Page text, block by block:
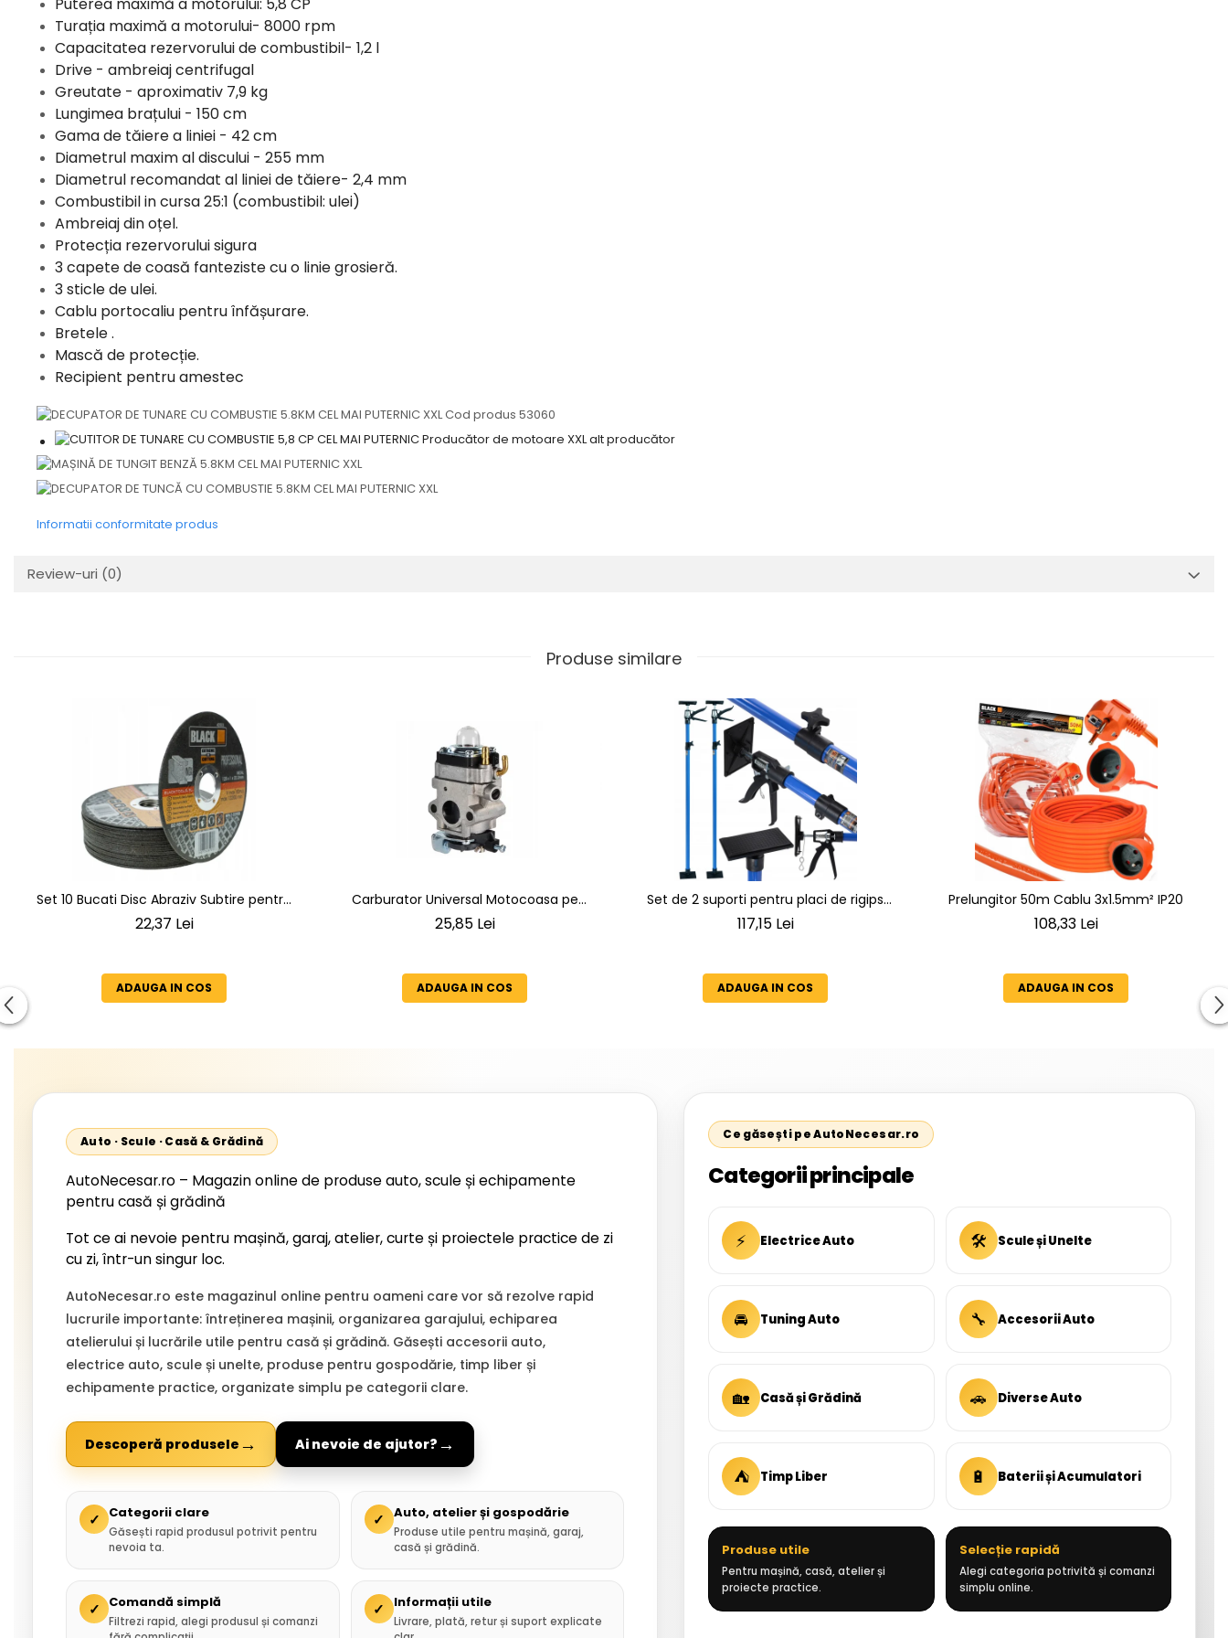
Protectia muncii
Scule Pneumatice
Suport auto
Suport motocicleta
Surubelnite
Tunuri de caldura si aeroteme
Utilaje constructie
Turația maximă a motorului- 8000 rpm
Capacitatea rezervorului de combustibil- 1,2 l
Drive - ambreiaj centrifugal
Greutate - aproximativ 7,9 kg
Lungimea brațului - 150 cm
Gama de tăiere a liniei - 42 cm
Diametrul maxim al discului - 255 mm
Diametrul recomandat al liniei de tăiere- 2,4 mm
Combustibil in cursa 25:1 (combustibil: ulei)
Ambreiaj din oțel.
Protecția rezervorului sigura
3 capete de coasă fanteziste cu o linie grosieră.
3 sticle de ulei.
Cablu portocaliu pentru înfășurare.
Bretele .
Mască de protecție.
Recipient pentru amestec
Informatii conformitate produs
Review-uri (0)
Produse similare
Set 10 Bucati Disc Abraziv Subtire pentru
Taiat Metal si Inox 125 x 1 x 22.2 mm, Profil
22,37 Lei
ADAUGA IN COS
Carburator Universal Motocoasa pe
Benzina (Motoare 2 Timpi), Compatibil
Complet cu Membrana, Distanta Gauri
31mm
25,85 Lei
ADAUGA IN COS
Set de 2 suporti pentru placi de rigips
inaltimea maxima 290cm
117,15 Lei
ADAUGA IN COS
Prelungitor 50m Cablu 3x1.5mm² IP20
108,33 Lei
ADAUGA IN COS
Auto · Scule · Casă & Grădină
AutoNecesar.ro – Magazin online de produse auto, scule și echipamente
pentru casă și grădină
Tot ce ai nevoie pentru mașină, garaj, atelier, curte și proiectele practice de zi
cu zi, într-un singur loc.
AutoNecesar.ro este magazinul online pentru oameni care vor să rezolve rapid
lucrurile importante: întreținerea mașinii, organizarea garajului, echiparea
atelierului și lucrările utile pentru casă și grădină. Găsești accesorii auto,
electrice auto, scule și unelte, produse pentru gospodărie, timp liber și
echipamente practice, organizate simplu pe categorii clare.
Descoperă produsele → Ai nevoie de ajutor? →
✓ Categorii clare
Găsești rapid produsul potrivit pentru
nevoia ta.
✓ Auto, atelier și gospodărie
Produse utile pentru mașină, garaj,
casă și grădină.
✓ Comandă simplă
Filtrezi rapid, alegi produsul și comanzi
✓ Informații utile
Livrare, plată, retur și suport explicate
Ce găsești pe AutoNecesar.ro
Categorii principale
⚡ Electrice Auto 🛠 Scule și Unelte
🚘 Tuning Auto 🔧 Accesorii Auto
🏡 Casă și Grădină 🚗 Diverse Auto
⛺ Timp Liber 🔋 Baterii și Acumulatori
Produse utile
Pentru mașină, casă, atelier și
proiecte practice.
Selecție rapidă
Alegi categoria potrivită și comanzi
simplu online.